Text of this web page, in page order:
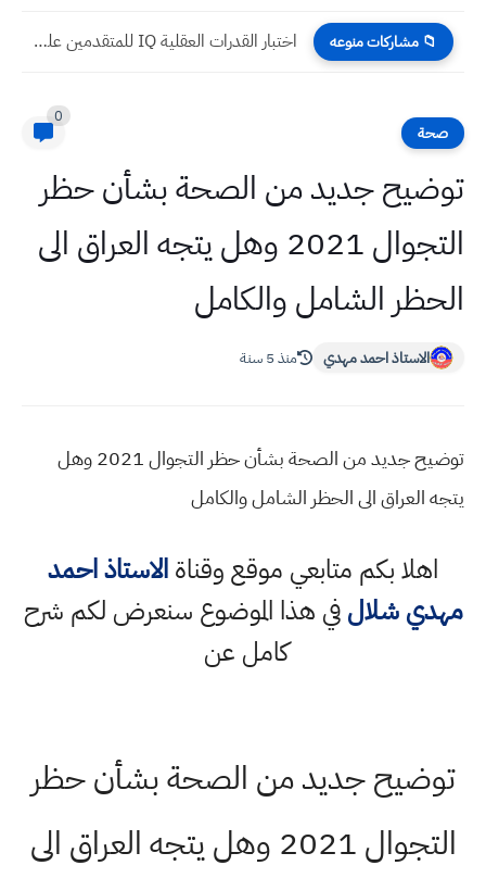
📁 مشاركات منوعه اختبار القدرات العقلية IQ للمتقدمين على مدارس المتميزين 2025
صحة
0
توضيح جديد من الصحة بشأن حظر
التجوال 2021 وهل يتجه العراق الى
الحظر الشامل والكامل
الاستاذ احمد مهدي منذ 5 سنة
توضيح جديد من الصحة بشأن حظر التجوال 2021 وهل
يتجه العراق الى الحظر الشامل والكامل
اهلا بكم متابعي موقع وقناةالاستاذ احمد
مهدي شلالفي هذا الموضوع سنعرض لكم شرح
كامل عن
توضيح جديد من الصحة بشأن حظر
التجوال 2021 وهل يتجه العراق الى